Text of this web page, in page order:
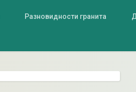
Разновидности гранита